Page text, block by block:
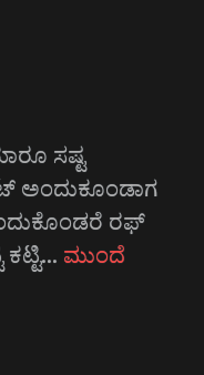
ಸಷ್ಟ
ಅಂದುಕೂಂಡಾಗ
ರಫ್
ಮುಂದೆ